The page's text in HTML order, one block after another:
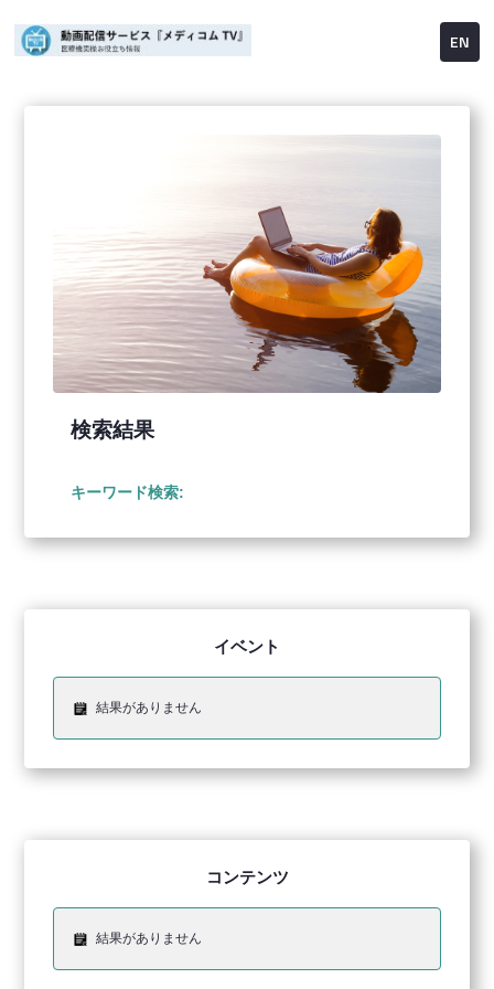
EN
検索結果
キーワード検索:
イベント
結果がありません
コンテンツ
結果がありません